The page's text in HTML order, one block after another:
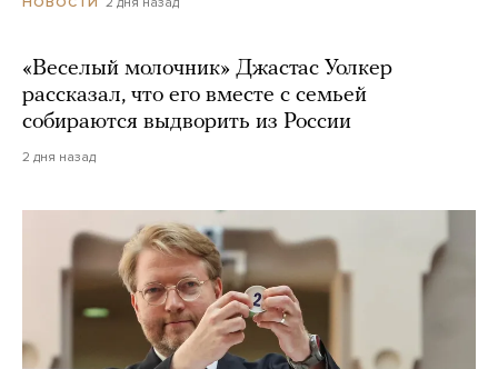
«Веселый молочник» Джастас Уолкер
рассказал, что его вместе с семьей
собираются выдворить из России
2 дня назад